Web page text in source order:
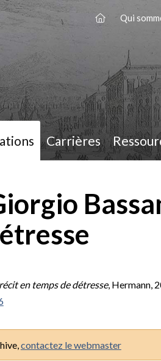
Qui
Carrières
en temps de détresse, Hermann,
contactez le webmaster